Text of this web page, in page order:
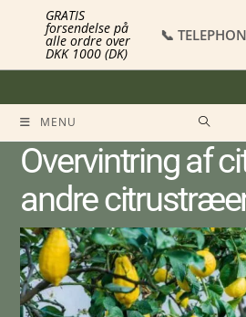
📞
GRATIS
forsendelse på
alle ordre over
DKK 1000 (DK)
MENU
Overvintring af
andre